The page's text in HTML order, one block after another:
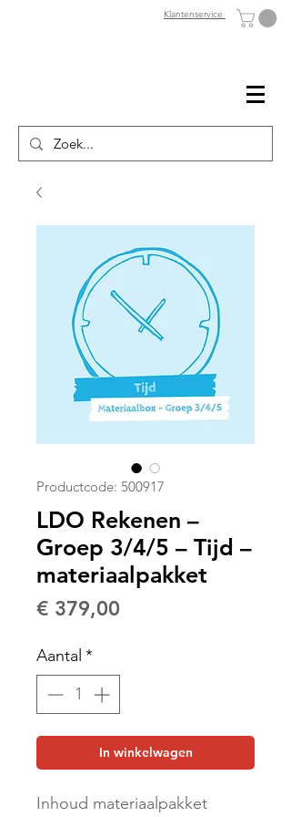
Klantenservice
Productcode: 500917
LDO Rekenen –
Groep 3/4/5 – Tijd –
materiaalpakket
€ 379,00
Aantal *
In winkelwagen
Inhoud materiaalpakket